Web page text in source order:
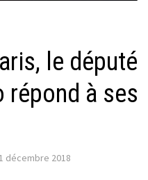
le député
répond à ses
décembre 2018